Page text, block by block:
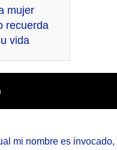
mujer
recuerda
vida
mi nombre es invocado,